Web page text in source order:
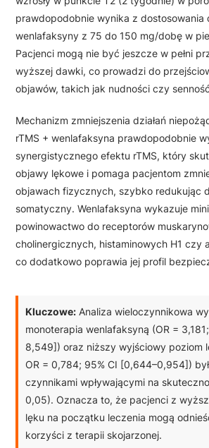
prawdopodobnie wynika z dostosowania
wenlafaksyny z 75 do 150 mg/dobę w
Pacjenci mogą nie być jeszcze w pełni
wyższej dawki, co prowadzi do
objawów, takich jak nudności czy
Mechanizm zmniejszenia działań
rTMS + wenlafaksyna prawdopodobnie
synergistycznego efektu rTMS, który
objawy lękowe i pomaga pacjentom
objawach fizycznych, szybko redukując
somatyczny. Wenlafaksyna wykazuje
powinowactwo do receptorów
cholinergicznych, histaminowych H1 czy
co dodatkowo poprawia jej profil
Kluczowe: Analiza wieloczynnikowa
monoterapia wenlafaksyną (OR =
8,549]) oraz niższy wyjściowy poziom
OR = 0,784; 95% CI [0,644–0,954])
czynnikami wpływającymi na
0,05). Oznacza to, że pacjenci z
lęku na początku leczenia mogą
korzyści z terapii skojarzonej.